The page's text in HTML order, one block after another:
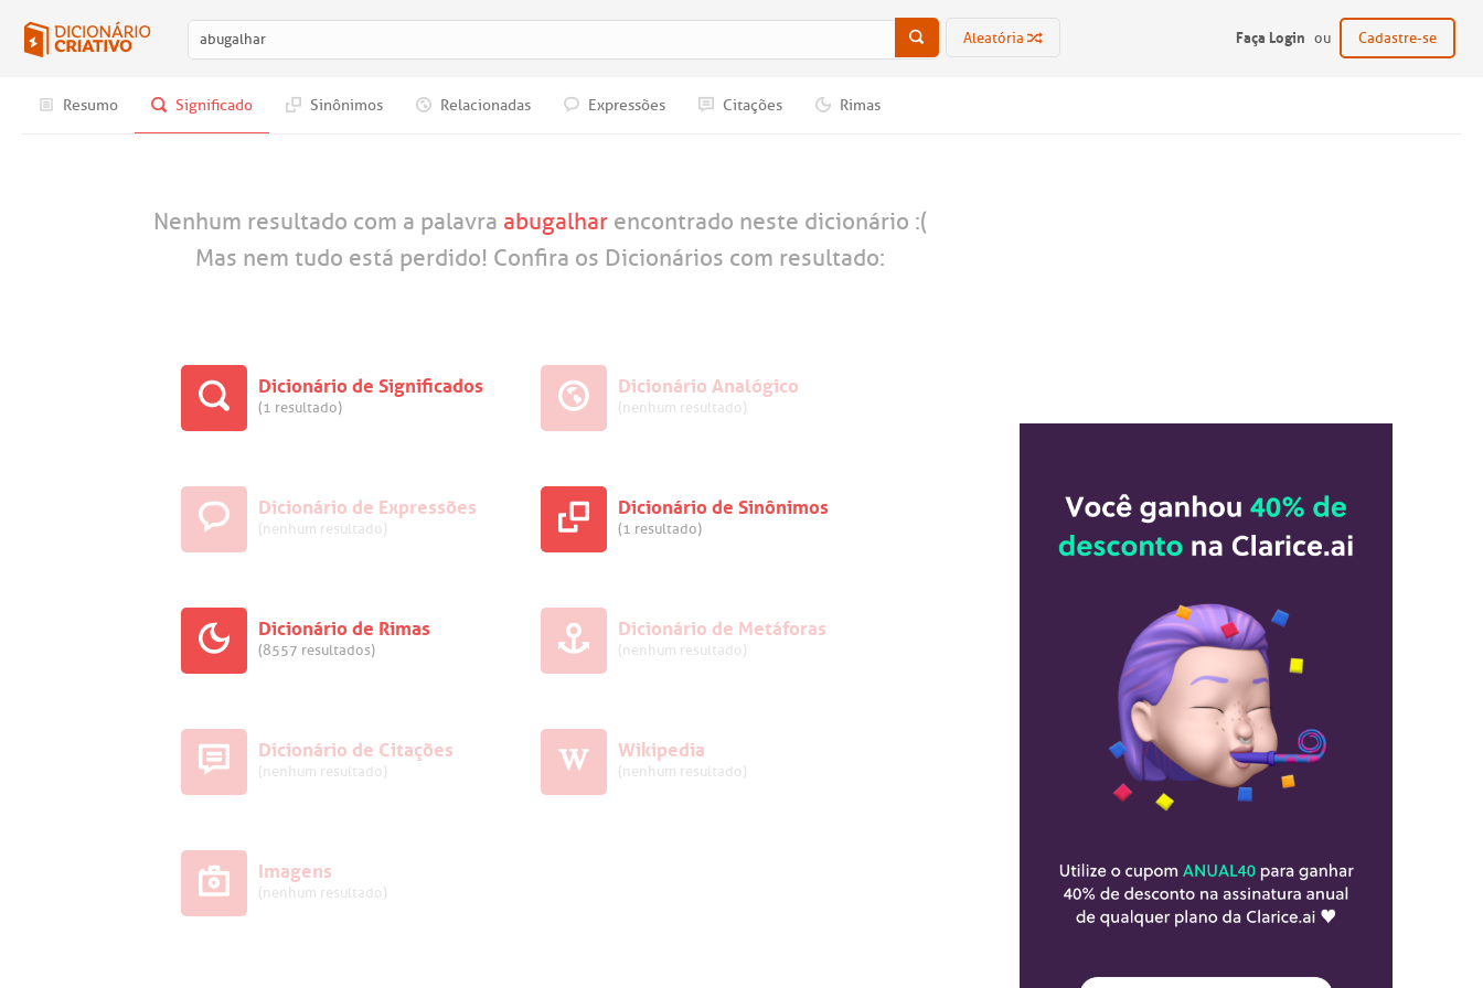
Aleatória Faça Login ou Cadastre-se
Resumo Significado Sinônimos Relacionadas Expressões Citações Rimas
Nenhum resultado com a palavra abugalharencontrado neste dicionário :(
Mas nem tudo está perdido! Confira os Dicionários com resultado:
Dicionário de Significados
(1 resultado)
Dicionário Analógico
(nenhum resultado)
Dicionário de Expressões
(nenhum resultado)
Dicionário de Sinônimos
(1 resultado)
Dicionário de Rimas
(8557 resultados)
Dicionário de Metáforas
(nenhum resultado)
Dicionário de Citações
(nenhum resultado)
Wikipedia
(nenhum resultado)
Imagens
(nenhum resultado)